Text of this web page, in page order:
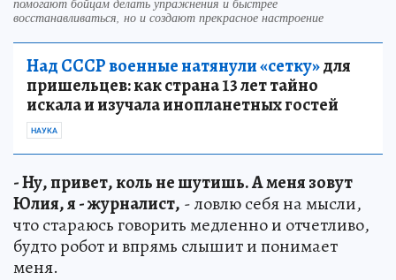
восстанавливаться, но и создают прекрасное настроение
Над СССР военные натянули «сетку»для
пришельцев: как страна 13 лет тайно
искала и изучала инопланетных гостей
НАУКА
- Ну, привет, коль не шутишь. А меня зовут
Юлия, я - журналист, - ловлю себя на мысли,
что стараюсь говорить медленно и отчетливо,
будто робот и впрямь слышит и понимает
меня.